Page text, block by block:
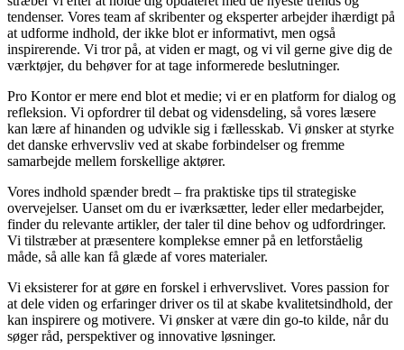
tendenser. Vores team af skribenter og eksperter arbejder ihærdigt på
at udforme indhold, der ikke blot er informativt, men også
inspirerende. Vi tror på, at viden er magt, og vi vil gerne give dig de
værktøjer, du behøver for at tage informerede beslutninger.
Pro Kontor er mere end blot et medie; vi er en platform for dialog og
refleksion. Vi opfordrer til debat og vidensdeling, så vores læsere
kan lære af hinanden og udvikle sig i fællesskab. Vi ønsker at styrke
det danske erhvervsliv ved at skabe forbindelser og fremme
samarbejde mellem forskellige aktører.
Vores indhold spænder bredt – fra praktiske tips til strategiske
overvejelser. Uanset om du er iværksætter, leder eller medarbejder,
finder du relevante artikler, der taler til dine behov og udfordringer.
Vi tilstræber at præsentere komplekse emner på en letforståelig
måde, så alle kan få glæde af vores materialer.
Vi eksisterer for at gøre en forskel i erhvervslivet. Vores passion for
at dele viden og erfaringer driver os til at skabe kvalitetsindhold, der
kan inspirere og motivere. Vi ønsker at være din go-to kilde, når du
søger råd, perspektiver og innovative løsninger.